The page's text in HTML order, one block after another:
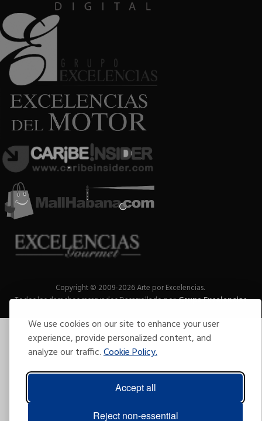
We use cookies on our site to enhance your user
experience, provide personalized content, and
analyze our traffic.Cookie Policy.
Accept all
Reject non-essential
Copyright © 2009-2026 Arte por Excelencias.
Todos los derechos reservadosDesarrollado por Grupo Excelencias.